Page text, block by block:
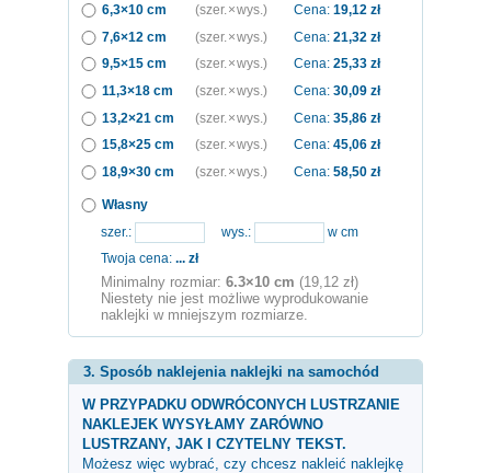
6,3×10 cm (szer. × wys.) Cena: 19,12 zł
7,6×12 cm
(szer. × wys.) Cena: 21,32 zł
9,5×15 cm
(szer. × wys.) Cena: 25,33 zł
11,3×18 cm
(szer. × wys.) Cena: 30,09 zł
13,2×21 cm
(szer. × wys.) Cena: 35,86 zł
15,8×25 cm
(szer. × wys.) Cena: 45,06 zł
18,9×30 cm
(szer. × wys.) Cena: 58,50 zł
Własny
szer.:
wys.:
w cm
Twoja cena: ... zł
Minimalny rozmiar: 6.3×10 cm (19,12 zł)
Niestety nie jest możliwe wyprodukowanie
naklejki w mniejszym rozmiarze.
3. Sposób naklejenia naklejki na samochód
W PRZYPADKU ODWRÓCONYCH LUSTRZANIE
NAKLEJEK WYSYŁAMY ZARÓWNO
LUSTRZANY, JAK I CZYTELNY TEKST.
Możesz więc wybrać, czy chcesz nakleić naklejkę